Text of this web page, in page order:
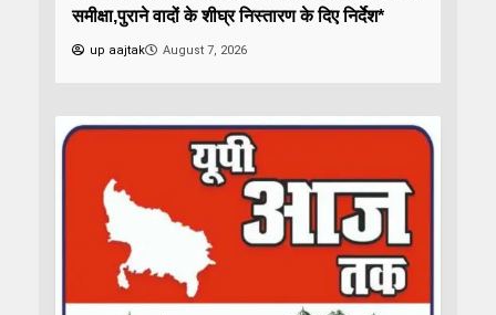
समीक्षा,पुराने वादों के शीघ्र निस्तारण के दिए निर्देश*
up aajtak August 7, 2026